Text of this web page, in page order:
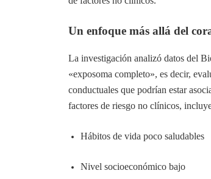
Un enfoque más allá del
La investigación analizó datos del
«exposoma completo», es decir,
conductuales que podrían estar
factores de riesgo no clínicos,
Hábitos de vida poco saludables
Nivel socioeconómico bajo